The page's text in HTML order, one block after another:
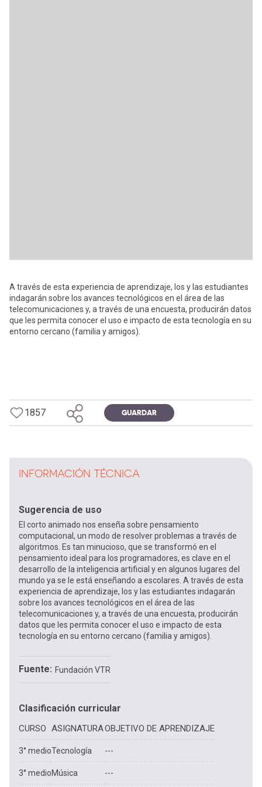
A través de esta experiencia de aprendizaje, los y las estudiantes
indagarán sobre los avances tecnológicos en el área de las
telecomunicaciones y, a través de una encuesta, producirán datos
que les permita conocer el uso e impacto de esta tecnología en su
entorno cercano (familia y amigos).
1857 GUARDAR
INFORMACIÓN TÉCNICA
Sugerencia de uso
El corto animado nos enseña sobre pensamiento
computacional, un modo de resolver problemas a través de
algoritmos. Es tan minucioso, que se transformó en el
pensamiento ideal para los programadores, es clave en el
desarrollo de la inteligencia artificial y en algunos lugares del
mundo ya se le está enseñando a escolares. A través de esta
experiencia de aprendizaje, los y las estudiantes indagarán
sobre los avances tecnológicos en el área de las
telecomunicaciones y, a través de una encuesta, producirán
datos que les permita conocer el uso e impacto de esta
tecnología en su entorno cercano (familia y amigos).
Fuente Fundación VTR
Clasificación curricular
CURSO ASIGNATURAOBJETIVO DE APRENDIZAJE
3° medioTecnología ---
3° medioMúsica ---